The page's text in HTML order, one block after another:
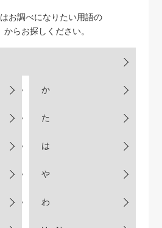
お調べになりたい用語の
からお探しください。
か
た
は
や
わ